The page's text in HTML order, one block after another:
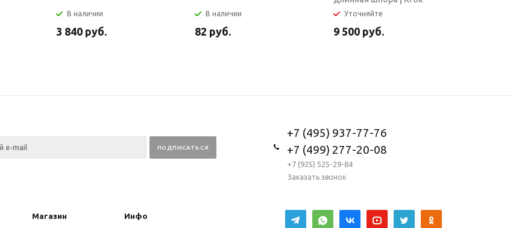
В наличии
3 840 руб.
В наличии
82 руб.
Уточняйте
9 500 руб.
+7 (495) 937-77-76
+7 (499) 277-20-08
+7 (925) 525-29-84
Заказать звонок
Магазин Инфо